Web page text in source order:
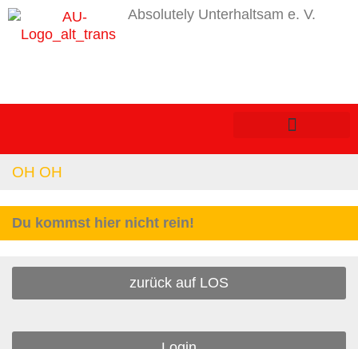
Absolutely Unterhaltsam e. V.
OH OH
Du kommst hier nicht rein!
zurück auf LOS